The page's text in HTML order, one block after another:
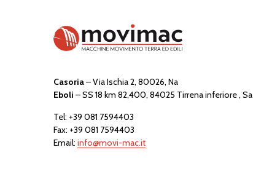
Casoria– Via Ischia 2, 80026, Na
Eboli – SS 18 km 82,400, 84025 Tirrena inferiore , Sa
Tel: +39 081 7594403
Fax: +39 081 7594403
Email: info@movi-mac.it